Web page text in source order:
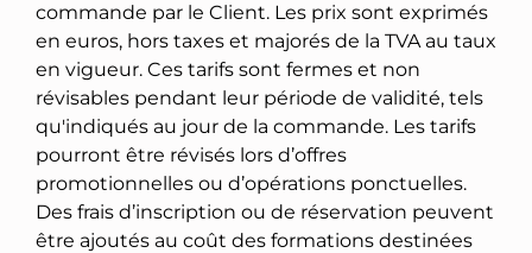
commande par le Client. Les prix sont exprimés
en euros, hors taxes et majorés de la TVA au taux
en vigueur. Ces tarifs sont fermes et non
révisables pendant leur période de validité, tels
qu'indiqués au jour de la commande. Les tarifs
pourront être révisés lors d’offres
promotionnelles ou d’opérations ponctuelles.
Des frais d’inscription ou de réservation peuvent
être ajoutés au coût des formations destinées